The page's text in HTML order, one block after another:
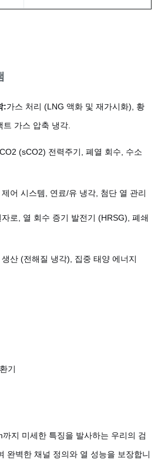
:가스 처리 (LNG 액화 및 재가시화), 황
가스 압축 냉각.
(sCO2) 전력주기, 폐열 회수, 수소
제어 시스템, 연료/유 냉각, 첨단 열 관리
자로, 열 회수 증기 발전기 (HRSG), 폐쇄
생산 (전해질 냉각), 집중 태양 에너지
기
까지 미세한 특징을 발사하는 우리의 검
완벽한 채널 정의와 열 성능을 보장합니